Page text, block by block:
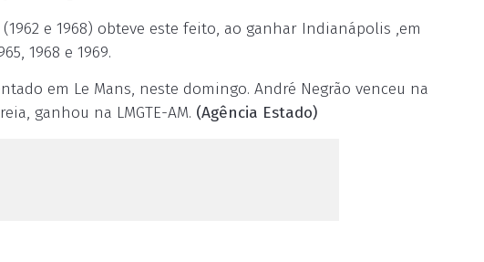
e 1968) obteve este feito, ao ganhar Indianápolis ,em
1968 e 1969.
em Le Mans, neste domingo. André Negrão venceu na
ganhou na LMGTE-AM. (Agência Estado)